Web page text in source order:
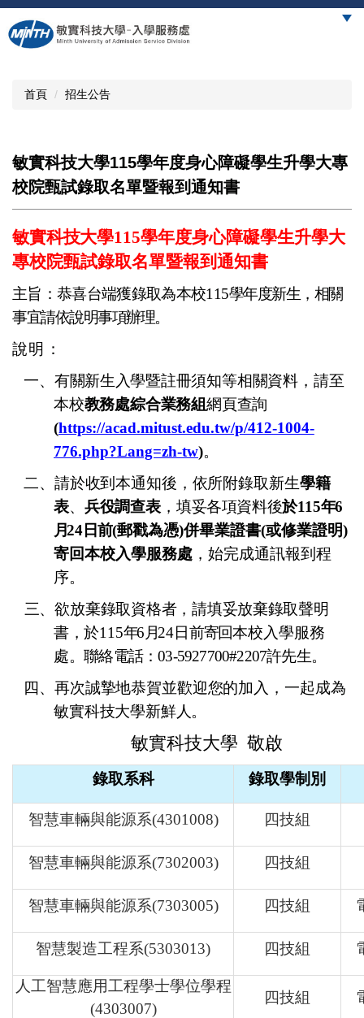
跳
到
主
首頁 招生公告
敏實科技大學115學年度身心障礙學生升學大專
校院甄試錄取名單暨報到通知書
敏實科技大學115學年度身心障礙學生升學大
專校院甄試錄取名單暨報到通知書
主旨：恭喜台端獲錄取為本校115學年度新生，相關
事宜請依說明事項辦理。
說明：
一、有關新生入學暨註冊須知等相關資料，請至
本校教務處綜合業務組網頁查詢
(https://acad.mitust.edu.tw/p/412-1004-
776.php?Lang=zh-tw)。
二、請於收到本通知後，依所附錄取新生學籍
表、 兵役調查表 ， 填妥各項資料後於115年6
月24 日前(郵戳為憑)併畢業證書(或修業證明)
寄回本校入學服務處 ，始完成通訊報到程
序。
三、欲放棄錄取資格者，請填妥放棄錄取聲明
書，於115年6 月24日前寄回本校入學服務
處。聯絡電話：03-5927700#2207許先生。
四、再次誠摯地恭賀並歡迎您的加入，一起成為
敏實科技大學新鮮人。
敏實科技大學敬啟
錄取系科 錄取學制別
智慧車輛與能源系(4301008) 四技組
智慧車輛與能源系(7302003) 四技組
智慧車輛與能源系(7303005) 四技組
智慧製造工程系(5303013) 四技組
人工智慧應用工程學士學位學程
(4303007)
四技組